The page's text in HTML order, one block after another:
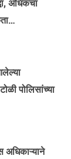
अधिकचा
पोलिसांच्या
अधिकाऱ्याने